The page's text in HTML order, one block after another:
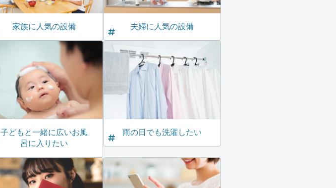
家族に人気の設備 夫婦に人気の設備
子どもと一緒に広いお風
呂に入りたい
雨の日でも洗濯したい